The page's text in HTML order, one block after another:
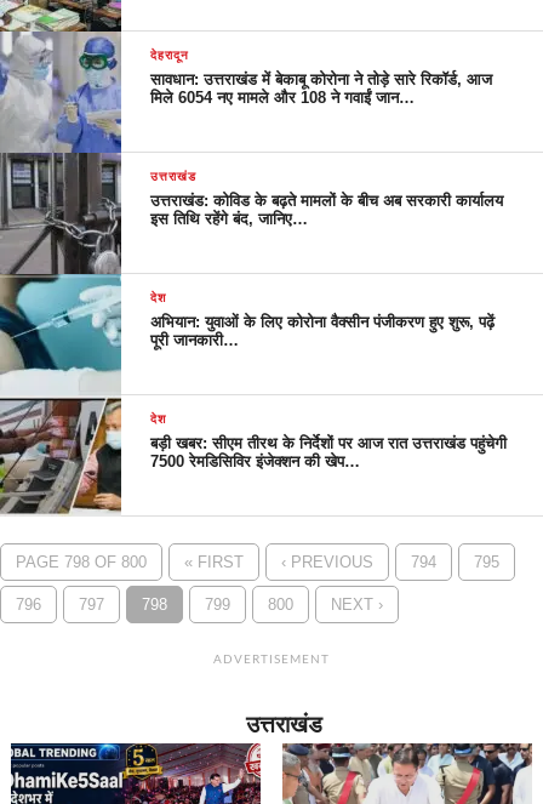
देहरादून
सावधान: उत्तराखंड में बेकाबू कोरोना ने तोड़े सारे रिकॉर्ड, आज
मिले 6054 नए मामले और 108 ने गवाईं जान…
उत्तराखंड
उत्तराखंड: कोविड के बढ़ते मामलों के बीच अब सरकारी कार्यालय
इस तिथि रहेंगे बंद, जानिए…
देश
अभियान: युवाओं के लिए कोरोना वैक्सीन पंजीकरण हुए शुरू, पढ़ें
पूरी जानकारी…
देश
बड़ी खबर: सीएम तीरथ के निर्देशों पर आज रात उत्तराखंड पहुंचेगी
7500 रेमडिसिविर इंजेक्शन की खेप…
PAGE 798 OF 800 « FIRST ‹ PREVIOUS 794 795
796 797 798 799 800 NEXT ›
ADVERTISEMENT
उत्तराखंड